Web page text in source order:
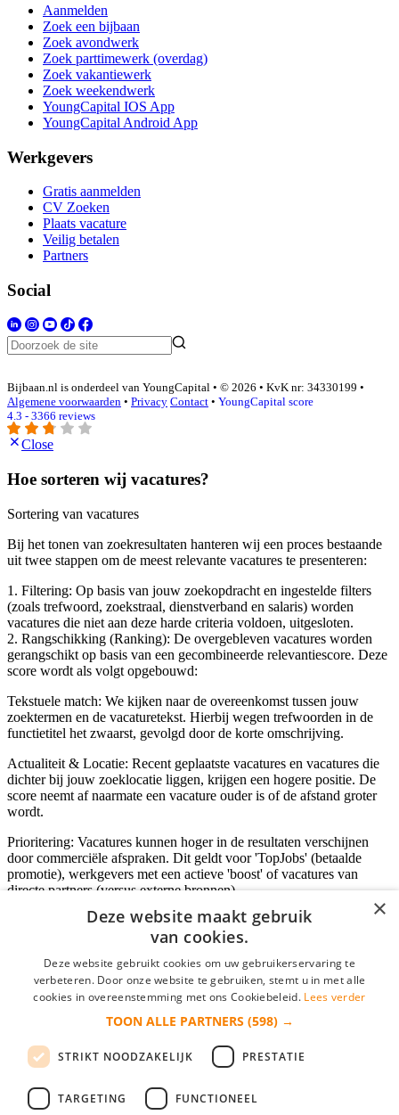
Aanmelden
Zoek een bijbaan
Zoek avondwerk
Zoek parttimewerk (overdag)
Zoek vakantiewerk
Zoek weekendwerk
YoungCapital IOS App
YoungCapital Android App
Werkgevers
Gratis aanmelden
CV Zoeken
Plaats vacature
Veilig betalen
Partners
Social
Bijbaan.nl is onderdeel van YoungCapital • © 2026 • KvK nr: 34330199 •
Algemene voorwaarden • Privacy Contact • YoungCapital score
4.3 - 3366 reviews
Close
Hoe sorteren wij vacatures?
Sortering van vacatures
Bij het tonen van zoekresultaten hanteren wij een proces bestaande
uit twee stappen om de meest relevante vacatures te presenteren:
1. Filtering: Op basis van jouw zoekopdracht en ingestelde filters
(zoals trefwoord, zoekstraal, dienstverband en salaris) worden
vacatures die niet aan deze harde criteria voldoen, uitgesloten.
2. Rangschikking (Ranking): De overgebleven vacatures worden
gerangschikt op basis van een gecombineerde relevantiescore. Deze
score wordt als volgt opgebouwd:
Tekstuele match: We kijken naar de overeenkomst tussen jouw
zoektermen en de vacaturetekst. Hierbij wegen trefwoorden in de
functietitel het zwaarst, gevolgd door de korte omschrijving.
Actualiteit & Locatie: Recent geplaatste vacatures en vacatures die
dichter bij jouw zoeklocatie liggen, krijgen een hogere positie. De
score neemt af naarmate een vacature ouder is of de afstand groter
wordt.
Prioritering: Vacatures kunnen hoger in de resultaten verschijnen
door commerciële afspraken. Dit geldt voor 'TopJobs' (betaalde
promotie), werkgevers met een actieve 'boost' of vacatures van
directe partners (versus externe bronnen).
Inloggen als bedrijf
*
login gegevens onthouden
login
×
Deze website maakt gebruik
van cookies.
Deze website gebruikt cookies om uw gebruikerservaring te
verbeteren. Door onze website te gebruiken, stemt u in met alle
cookies in overeenstemming met ons Cookiebeleid. Lees verder
TOON ALLE PARTNERS (598) →
STRIKT NOODZAKELIJK PRESTATIE
TARGETING FUNCTIONEEL